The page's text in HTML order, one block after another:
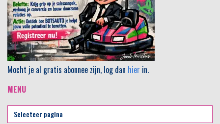
Mocht je al gratis abonnee zijn, log dan hier in.
MENU